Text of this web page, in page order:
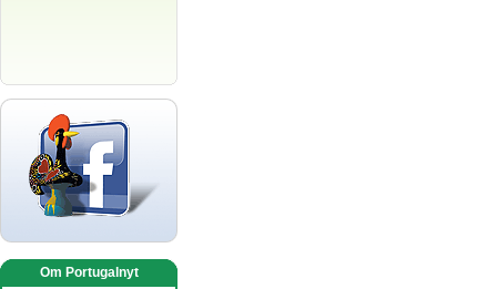
Om Portugalnyt